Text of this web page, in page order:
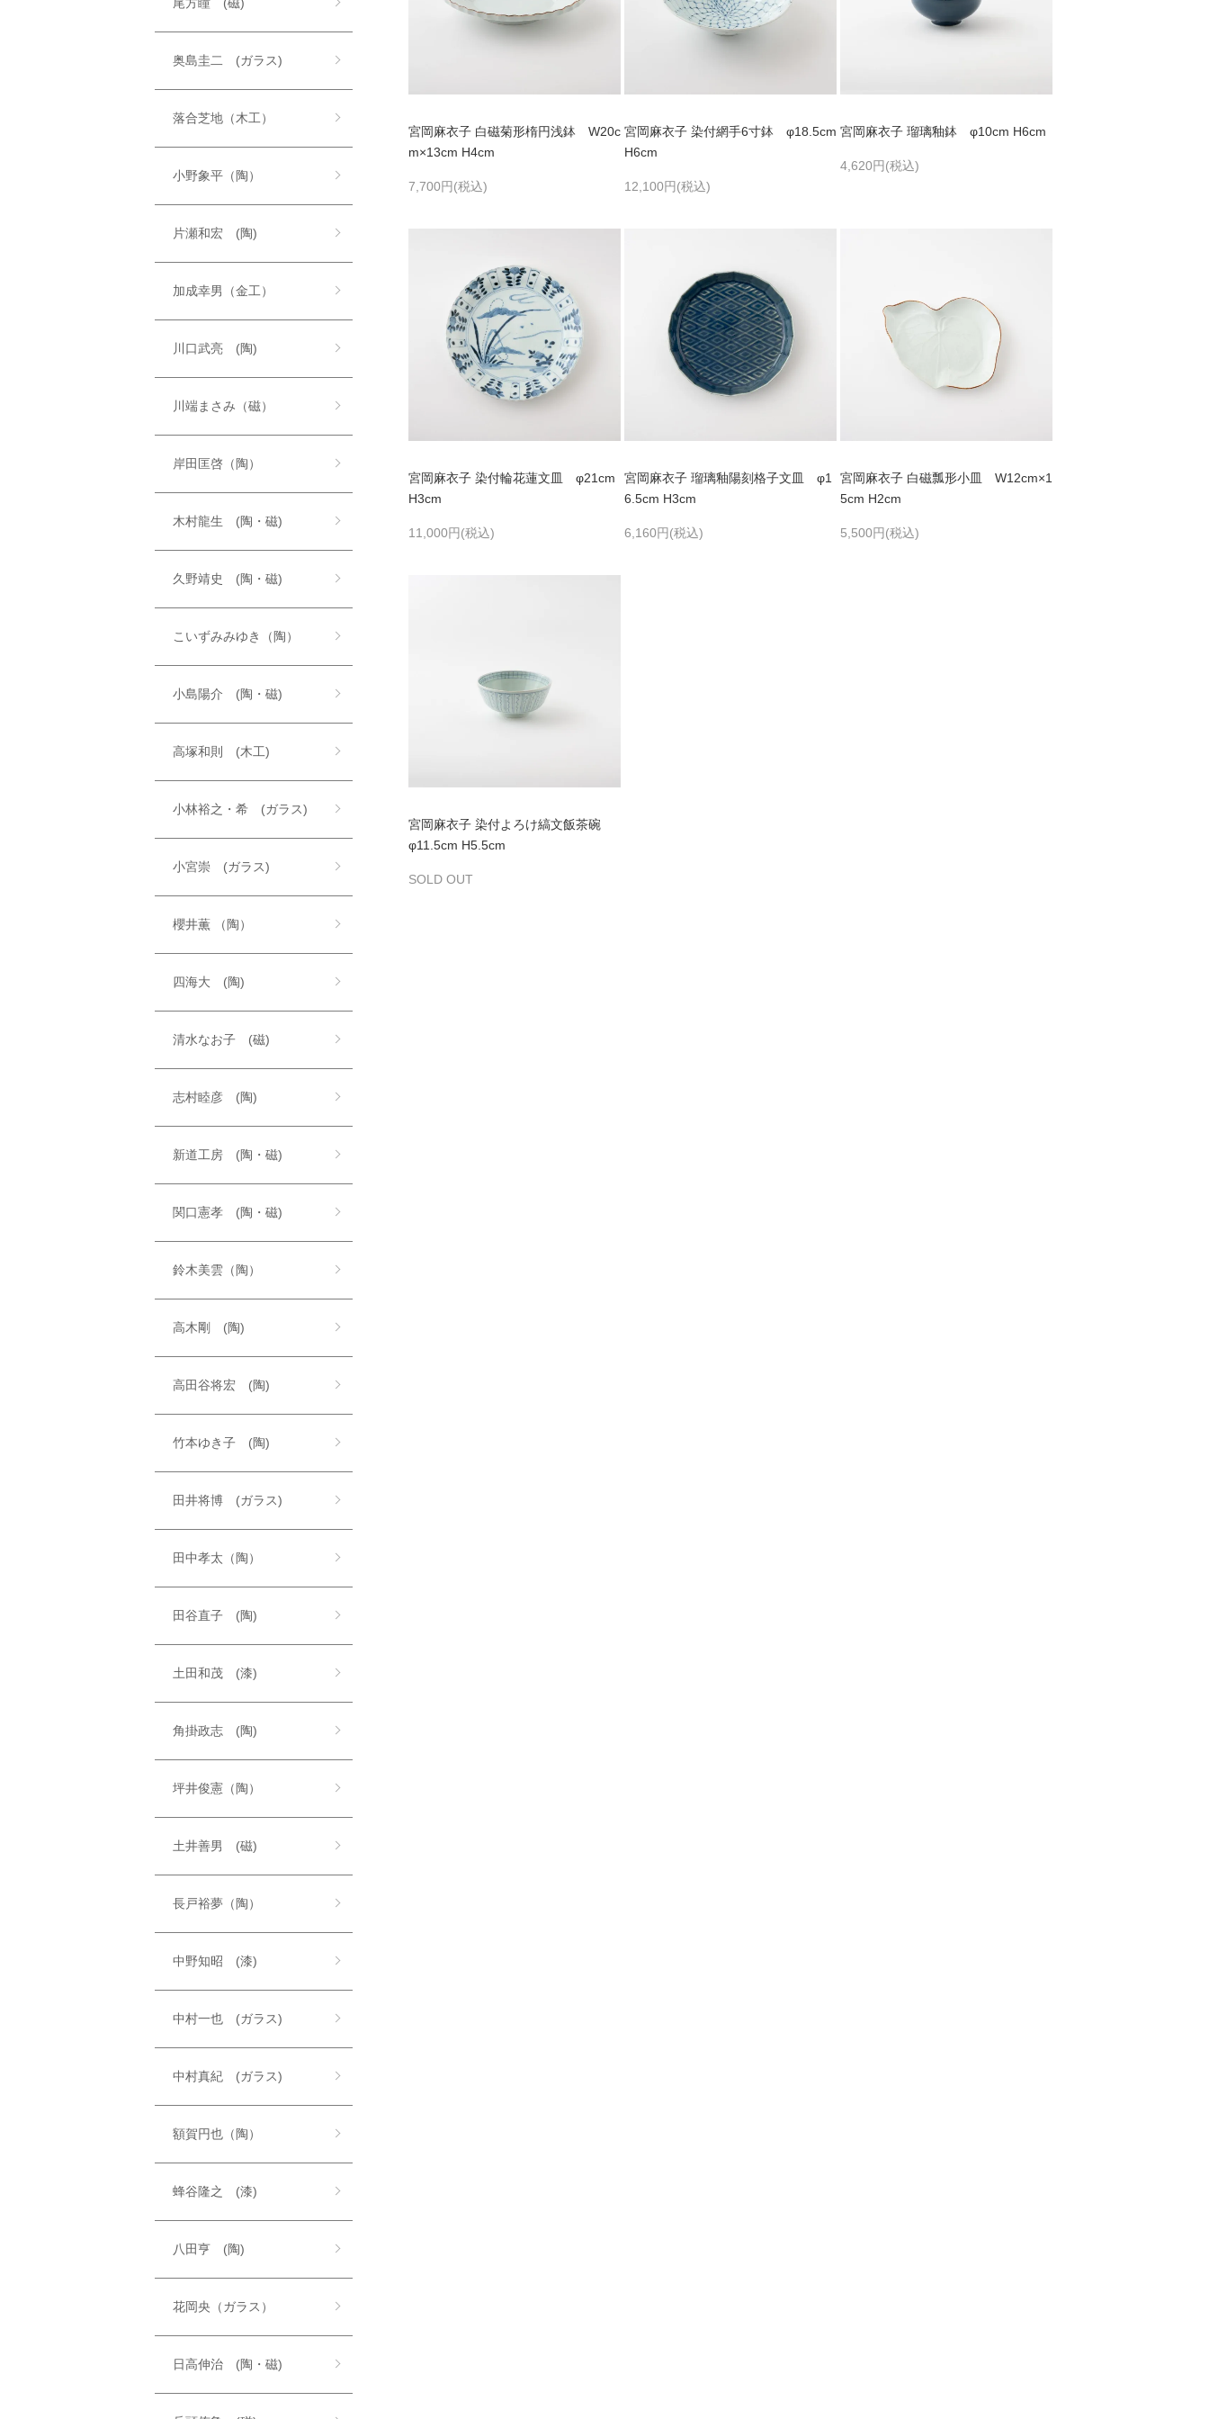
宮岡麻衣子 白磁菊形楕円浅鉢 W20c
m×13cm H4cm
7,700円(税込)
宮岡麻衣子 染付網手6寸鉢 φ18.5cm
H6cm
12,100円(税込)
宮岡麻衣子 瑠璃釉鉢 φ10cm H6cm
4,620円(税込)
宮岡麻衣子 染付輪花蓮文皿 φ21cm
H3cm
11,000円(税込)
宮岡麻衣子 瑠璃釉陽刻格子文皿 φ1
6.5cm H3cm
6,160円(税込)
宮岡麻衣子 白磁瓢形小皿 W12cm×1
5cm H2cm
5,500円(税込)
宮岡麻衣子 染付よろけ縞文飯茶碗
φ11.5cm H5.5cm
SOLD OUT
奥島圭二 (ガラス)
落合芝地（木工）
小野象平（陶）
片瀬和宏 (陶)
加成幸男（金工）
川口武亮 (陶)
川端まさみ（磁）
岸田匡啓（陶）
木村龍生 (陶・磁)
久野靖史 (陶・磁)
こいずみみゆき（陶）
小島陽介 (陶・磁)
高塚和則 (木工)
小林裕之・希 (ガラス)
小宮崇 (ガラス)
櫻井薫 （陶）
四海大 (陶)
清水なお子 (磁)
志村睦彦 (陶)
新道工房 (陶・磁)
関口憲孝 (陶・磁)
鈴木美雲（陶）
高木剛 (陶)
高田谷将宏 (陶)
竹本ゆき子 (陶)
田井将博 (ガラス)
田中孝太（陶）
田谷直子 (陶)
土田和茂 (漆)
角掛政志 (陶)
坪井俊憲（陶）
土井善男 (磁)
長戸裕夢（陶）
中野知昭 (漆)
中村一也 (ガラス)
中村真紀 (ガラス)
額賀円也（陶）
蜂谷隆之 (漆)
八田亨 (陶)
花岡央（ガラス）
日高伸治 (陶・磁)